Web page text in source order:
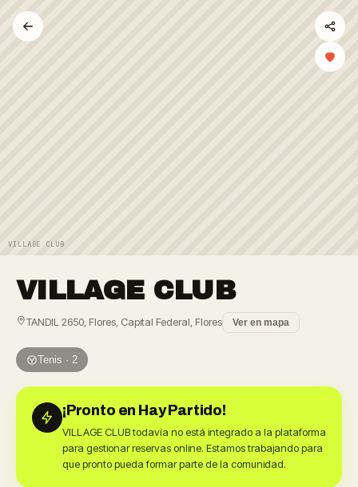
VILLAGE CLUB
VILLAGE CLUB
TANDIL 2650, Flores, Capital Federal, Flores Ver en mapa
Tenis · 2
¡Pronto en Hay Partido!
VILLAGE CLUB todavía no está integrado a la plataforma
para gestionar reservas online. Estamos trabajando para
que pronto pueda formar parte de la comunidad.